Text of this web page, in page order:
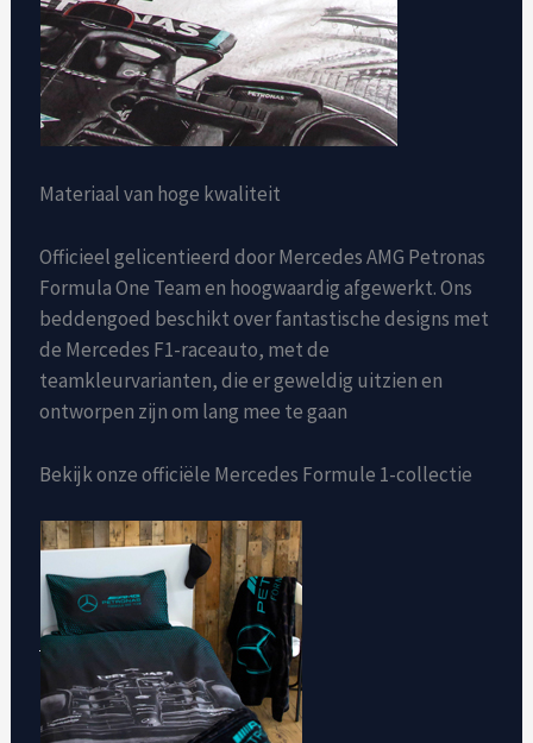
Materiaal van hoge kwaliteit
Officieel gelicentieerd door Mercedes AMG Petronas
Formula One Team en hoogwaardig afgewerkt. Ons
beddengoed beschikt over fantastische designs met
de Mercedes F1-raceauto, met de
teamkleurvarianten, die er geweldig uitzien en
ontworpen zijn om lang mee te gaan
Bekijk onze officiële Mercedes Formule 1-collectie